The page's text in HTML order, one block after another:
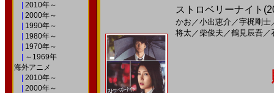
2010年～
2000年～
1990年～
1980年～
1970年～
～1969年
海外アニメ
2010年～
2000年～
ストロベリーナイト
かお ／小出恵介 ／宇梶剛士
将太 ／柴俊夫 ／鶴見辰吾／